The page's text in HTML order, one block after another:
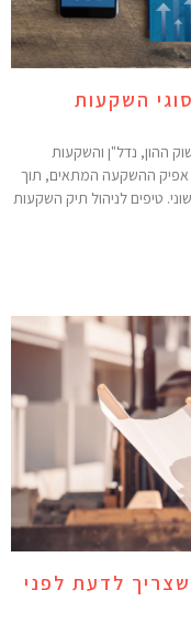
השקעות
נדל"ן והשקעות
ההשקעה המתאים, תוך
טיפים לניהול תיק השקעות
לדעת לפני